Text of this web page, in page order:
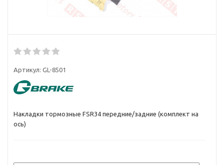
Артикул: GL-8501
Накладки тормозные FSR34 передние/задние (комплект на
ось)